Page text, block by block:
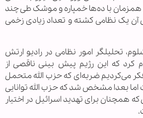
با ده‌ها خمپاره و موشک طی چند
آن یک نظامی کشته و تعداد زیادی زخمی
تحلیلگر امور نظامی در رادیو ارتش
کرد که این رژیم پیش بینی ناقصی از
می‌کردیم ضربه‌ای که حزب الله متحمل
بعدا مشخص شد که حزب الله توانایی
که همچنان برای تهدید اسرائیل در اختیار